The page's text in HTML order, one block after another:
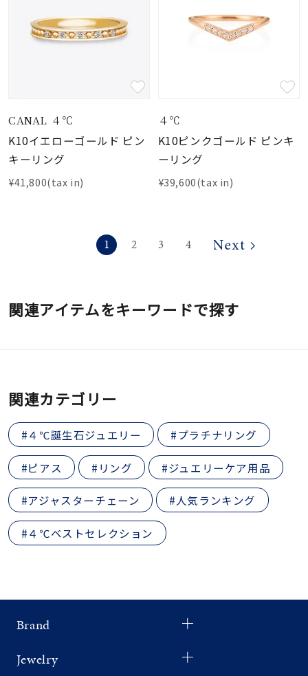
CANAL ４℃
K10イエローゴールド ピン
キーリング
¥41,800(tax in)
４℃
K10ピンクゴールド ピンキ
ーリング
¥39,600(tax in)
1 2 3 4
関連アイテムをキーワードで探す
関連カテゴリー
#４℃誕生石ジュエリー #プラチナリング
#ピアス #リング #ジュエリーケア用品
#アジャスターチェーン #人気ランキング
#４℃ベストセレクション
Brand
Jewelry